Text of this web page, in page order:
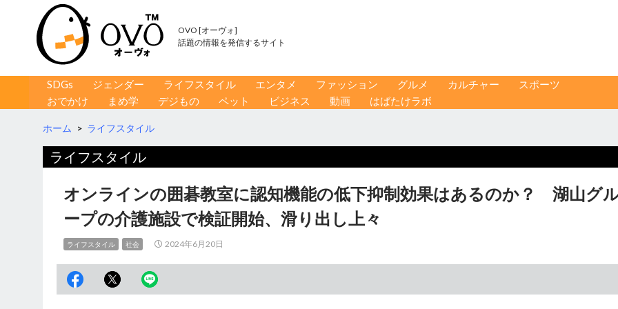
OVO [オーヴォ]
話題の情報を発信するサイト
コンテンツへ移動
SDGs ジェンダー ライフスタイル エンタメ ファッション グルメ カルチャー
スポーツ
おでかけ
まめ学 デジもの ペット ビジネス 動画 はばたけラボ
ホーム > ライフスタイル
ライフスタイル
オンラインの囲碁教室に認知機能の低下抑制効果はあるのか？ 湖山グ
ープの介護施設で検証開始、滑り出し上々
ライフスタイル 社会 2024年6月20日